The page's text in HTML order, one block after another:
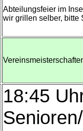
Abteilungsfeier im
wir grillen selber, bitte
18:45